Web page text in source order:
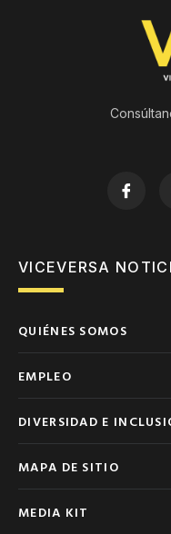
VICEVERSA
QUIÉNES SOMOS
EMPLEO
DIVERSIDAD E
MAPA DE SITIO
MEDIA KIT